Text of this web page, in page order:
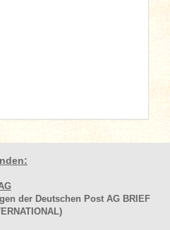
der Deutschen Post AG BRIEF